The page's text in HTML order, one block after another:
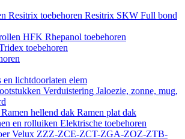
Resitrix toebehoren Resitrix SKW Full bond
HFK Rhepanol toebehoren
toebehoren
en lichtdoorlaten elem
Verduistering Jaloezie, zonne, mug,
Ramen hellend dak Ramen plat dak
en rolluiken Elektrische toebehoren
Velux ZZZ-ZCE-ZCT-ZGA-ZOZ-ZTB-